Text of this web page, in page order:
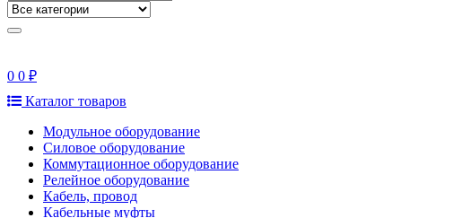
0 0 ₽
Каталог товаров
Модульное оборудование
Силовое оборудование
Коммутационное оборудование
Релейное оборудование
Кабель, провод
Кабельные муфты